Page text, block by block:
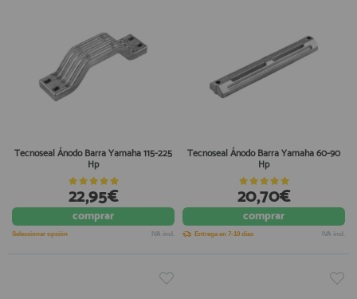
Tecnoseal Ánodo Barra Yamaha 115-225
Hp
22,95€
comprar
Seleccionar opción IVA incl.
Tecnoseal Ánodo Barra Yamaha 60-90
Hp
20,70€
comprar
Entrega en 7-10 días IVA incl.